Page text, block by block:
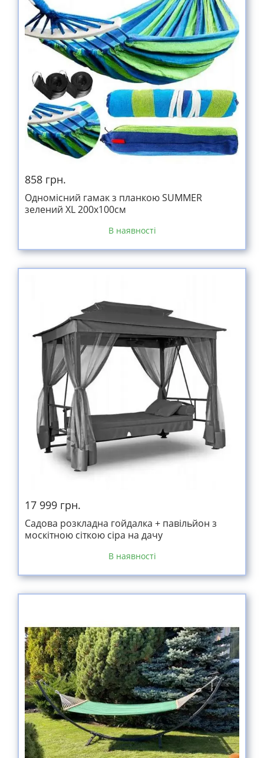
858 грн.
Одномісний гамак з планкою SUMMER
зелений XL 200х100см
В наявності
17 999 грн.
Cадова розкладна гойдалка + павільйон з
москітною сіткою сіра на дачу
В наявності